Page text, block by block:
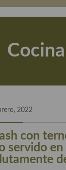
2022
con
servido